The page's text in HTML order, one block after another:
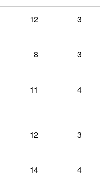
12 3
8 3
11 4
12 3
14 4